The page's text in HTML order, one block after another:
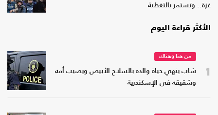
غزة.. وتستمر بالتغطية
الأكثر قراءة اليوم
1
من هنا وهناك
شاب ينهي حياة والده بالسلاح الأبيض ويصيب أمه
وشقيقه في الإسكندرية